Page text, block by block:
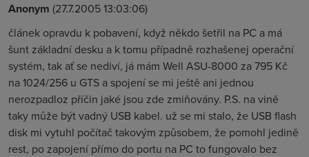
Anonym (27.7.2005 13:03:06)
článek opravdu k pobavení, když někdo šetřil na PC a má
šunt základní desku a k tomu případně rozhašenej operační
systém, tak ať se nediví, já mám Well ASU-8000 za 795 Kč
na 1024/256 u GTS a spojení se mi ještě ani jednou
nerozpadloz příčin jaké jsou zde zmiňovány. P.S. na vině
taky může být vadný USB kabel. už se mi stalo, že USB flash
disk mi vytuhl počítač takovým způsobem, že pomohl jedině
rest, po zapojení přímo do portu na PC to fungovalo bez